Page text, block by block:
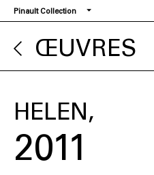
Aller
au
contenu
principal
Pinault Collection
ŒUVRES
HELEN
2011